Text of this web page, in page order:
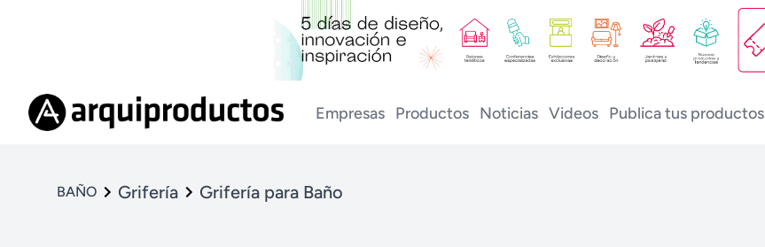
Empresas Productos Noticias Videos Publica tus productos
BAÑO Grifería Grifería para Baño